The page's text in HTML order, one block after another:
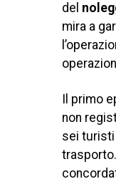
del
mira a
Il primo
non
sei turisti